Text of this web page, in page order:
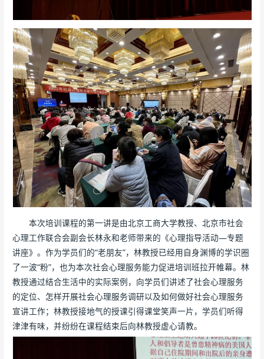
本次培训课程的第一讲是由北京工商大学教授、北京市社会
心理工作联合会副会长林永和老师带来的《心理指导活动—专题
讲座》。作为学员们的“老朋友”，林教授已经用自身渊博的学识圈
了一波“粉”，也为本次社会心理服务能力促进培训班拉开帷幕。林
教授通过结合生活中的实际案例，向学员们讲述了社会心理服务
的定位、怎样开展社会心理服务调研以及如何做好社会心理服务
宣讲工作；林教授接地气的授课引得课堂笑声一片，学员们听得
津津有味，并纷纷在课程结束后向林教授虚心请教。